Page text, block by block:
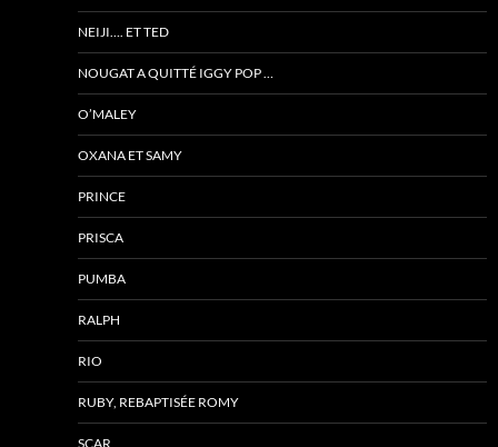
NEIJI…. ET TED
NOUGAT A QUITTÉ IGGY POP …
O’MALEY
OXANA ET SAMY
PRINCE
PRISCA
PUMBA
RALPH
RIO
RUBY, REBAPTISÉE ROMY
SCAR